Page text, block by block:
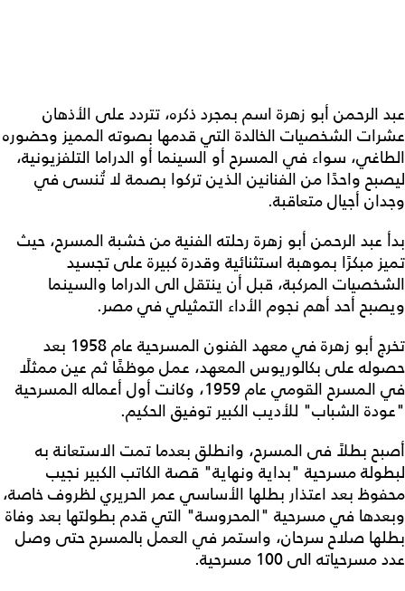
عبد الرحمن أبو زهرة اسم بمجرد ذكره، تتردد على الأذهان
عشرات الشخصيات الخالدة التي قدمها بصوته المميز وحضوره
الطاغي، سواء في المسرح أو السينما أو الدراما التلفزيونية،
ليصبح واحدًا من الفنانين الذين تركوا بصمة لا تُنسى في
وجدان أجيال متعاقبة.
بدأ عبد الرحمن أبو زهرة رحلته الفنية من خشبة المسرح، حيث
تميز مبكرًا بموهبة استثنائية وقدرة كبيرة على تجسيد
الشخصيات المركبة، قبل أن ينتقل الى الدراما والسينما
ويصبح أحد أهم نجوم الأداء التمثيلي في مصر.
تخرج أبو زهرة في معهد الفنون المسرحية عام 1958 بعد
حصوله على بكالوريوس المعهد، عمل موظفًا ثم عين ممثلًا
في المسرح القومي عام 1959، وكانت أول أعماله المسرحية
"عودة الشباب" للأديب الكبير توفيق الحكيم.
أصبح بطلاً فى المسرح، وانطلق بعدما تمت الاستعانة به
لبطولة مسرحية "بداية ونهاية" قصة الكاتب الكبير نجيب
محفوظ بعد اعتذار بطلها الأساسي عمر الحريري لظروف خاصة،
وبعدها في مسرحية "المحروسة" التي قدم بطولتها بعد وفاة
بطلها صلاح سرحان، واستمر في العمل بالمسرح حتى وصل
عدد مسرحياته الى 100 مسرحية.